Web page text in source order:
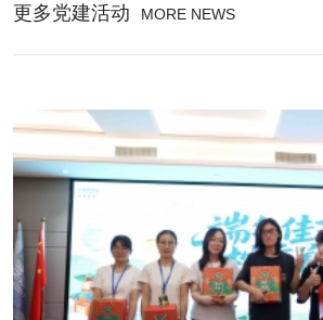
更多党建活动 MORE NEWS